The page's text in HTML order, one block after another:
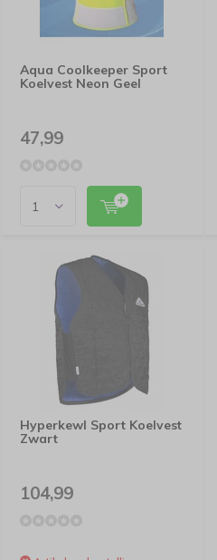
Aqua Coolkeeper Sport
Koelvest Neon Geel
47,99
Hyperkewl Sport Koelvest
Zwart
104,99